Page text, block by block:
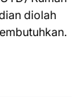
diolah